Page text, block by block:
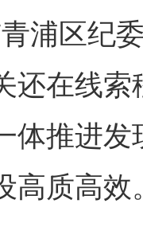
浦区纪
还在线
体推进
高质高效